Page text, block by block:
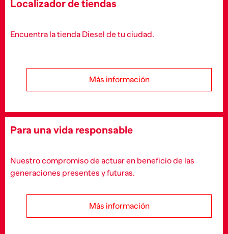
Localizador de tiendas
Encuentra la tienda Diesel de tu ciudad.
Más información
Para una vida responsable
Nuestro compromiso de actuar en beneficio de las
generaciones presentes y futuras.
Más información